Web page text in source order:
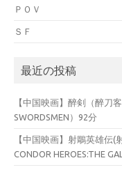
ＰＯＶ
ＳＦ
最近の投稿
【中国映画】醉剣（醉刀
SWORDSMEN）92分
【中国映画】射鵰英雄伝(
CONDOR HEROES:THE